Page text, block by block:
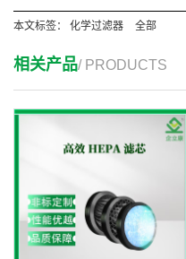
本文标签： 化学过滤器 全部
相关产品/ PRODUCTS